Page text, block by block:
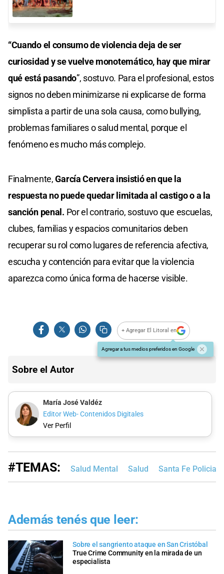
“Cuando el consumo de violencia deja de ser
curiosidad y se vuelve monotemático, hay que mirar
qué está pasando”, sostuvo. Para el profesional, estos
signos no deben minimizarse ni explicarse de forma
simplista a partir de una sola causa, como bullying,
problemas familiares o salud mental, porque el
fenómeno es mucho más complejo.
Finalmente,García Cervera insistió en que la
respuesta no puede quedar limitada al castigo o a la
sanción penal. Por el contrario, sostuvo que escuelas,
clubes, familias y espacios comunitarios deben
recuperar su rol como lugares de referencia afectiva,
escucha y contención para evitar que la violencia
aparezca como única forma de hacerse visible.
+ Agregar El Litoral en
Agregar a tus medios preferidos en Google
Sobre el Autor
María José Valdéz
Editor Web- Contenidos Digitales
Ver Perfil
#TEMAS: Salud Mental Salud Santa Fe
Además tenés que leer:
Sobre el sangriento ataque en San Cristóbal
True Crime Community en la mirada de un
especialista